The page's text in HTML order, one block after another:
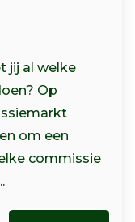
jij al welke
Op
om een
commissie